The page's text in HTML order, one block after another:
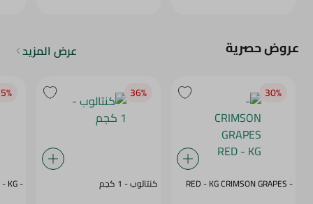
عروض حصرية عرض المزيد
30‎%‎
- CRIMSON GRAPES ‏‏RED - KG
36‎%‎
كنتالوب - 1 كجم - MANGO NAOMI - KG